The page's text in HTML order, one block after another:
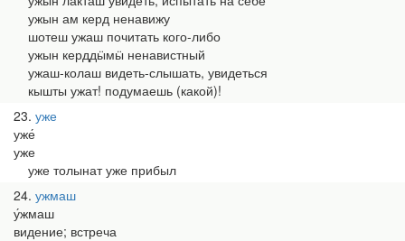
ужын ам керд ненавижу
шотеш ужаш почитать кого-либо
ужын керддӹмӹ ненавистный
ужаш-колаш видеть-слышать, увидеться
кышты ужат! подумаешь (какой)!
23 уже
уже́
уже
уже толынат уже прибыл
24 ужмаш
у́жмаш
видение; встреча